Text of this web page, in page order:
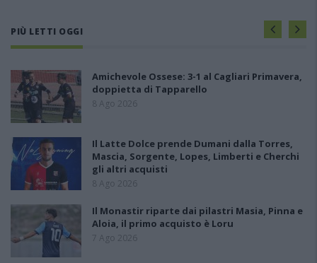
PIÙ LETTI OGGI
Amichevole Ossese: 3-1 al Cagliari Primavera,
doppietta di Tapparello
8 Ago 2026
Il Latte Dolce prende Dumani dalla Torres,
Mascia, Sorgente, Lopes, Limberti e Cherchi
gli altri acquisti
8 Ago 2026
Il Monastir riparte dai pilastri Masia, Pinna e
Aloia, il primo acquisto è Loru
7 Ago 2026